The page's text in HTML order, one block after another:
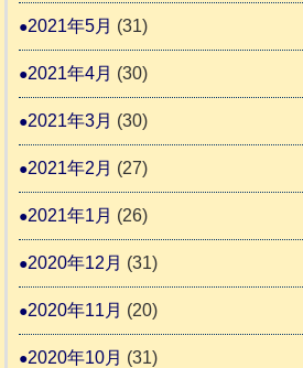
2021年5月 (31)
2021年4月 (30)
2021年3月 (30)
2021年2月 (27)
2021年1月 (26)
2020年12月 (31)
2020年11月 (20)
2020年10月 (31)